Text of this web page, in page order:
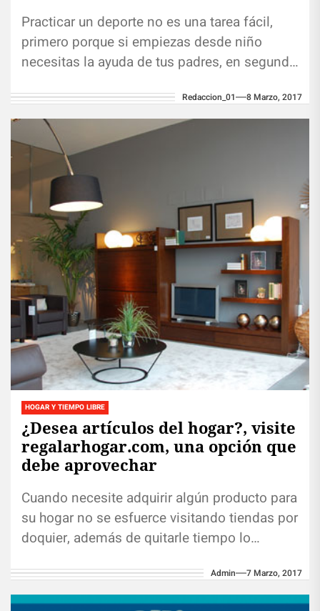
Practicar un deporte no es una tarea fácil,
primero porque si empiezas desde niño
necesitas la ayuda de tus padres, en segundo
Redaccion_01 8 Marzo, 2017
HOGAR Y TIEMPO LIBRE
¿Desea artículos del hogar?, visite
regalarhogar.com, una opción que
debe aprovechar
Cuando necesite adquirir algún producto para
su hogar no se esfuerce visitando tiendas por
doquier, además de quitarle tiempo lo
Admin 7 Marzo, 2017